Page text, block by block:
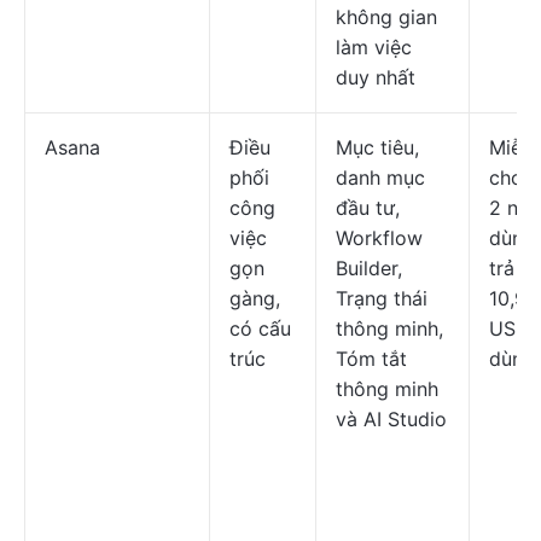
không gian
làm việc
duy nhất
Asana
Điều
phối
công
việc
gọn
gàng,
có cấu
trúc
Mục tiêu,
danh mục
đầu tư,
Workflow
Builder,
Trạng thái
thông minh,
Tóm tắt
thông minh
và AI Studio
Miễn
cho
2
trả
10,99